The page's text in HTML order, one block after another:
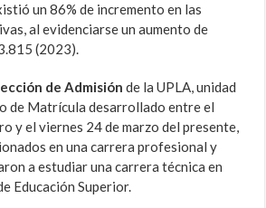
un 86% de incremento en las
al evidenciarse un aumento de
(2023).
de Admisión de la UPLA, unidad
de Matrícula desarrollado entre el
y el viernes 24 de marzo del presente,
en una carrera profesional y
a estudiar una carrera técnica en
Educación Superior.